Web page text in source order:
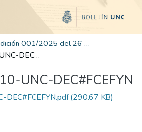
Edición 001/2025 del 26 de mayo de 2025
RD-2025-510-UNC-DEC#FCEFYN
UNC-DEC#FCEFYN
(290.67 KB)